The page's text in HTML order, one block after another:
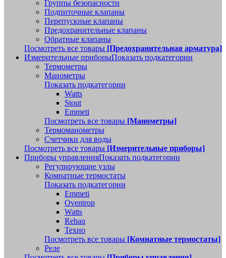
Группы безопасности
Подпиточные клапаны
Перепускные клапаны
Предохранительные клапаны
Обратные клапаны
Посмотреть все товары [Предохранительная арматура]
Измерительные приборыПоказать подкатегории
Термометры
Манометры
Показать подкатегории
Watts
Stout
Emmeti
Посмотреть все товары [Манометры]
Термоманометры
Счетчики для воды
Посмотреть все товары [Измерительные приборы]
Приборы управленияПоказать подкатегории
Регулирующие узлы
Комнатные термостаты
Показать подкатегории
Emmeti
Oventrop
Watts
Rehau
Техно
Посмотреть все товары [Комнатные термостаты]
Реле